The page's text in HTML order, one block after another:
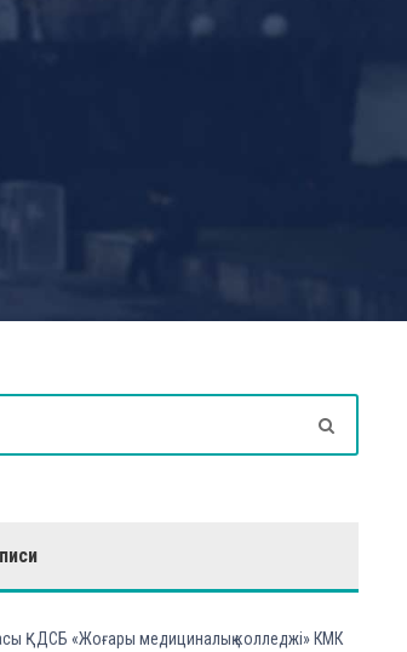
ҚДСБ «Жоғары медициналық колледжі» КМК